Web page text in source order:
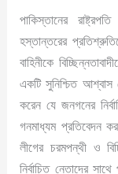
পাকিস্তানের
হস্তান্তরের
বাহিনীকে
একটি সুনিশ্চিত আশ্বাস
করেন যে জনগনের
গনমাধ্যম প্রতিবেদন
লীগের চরমপন্থী ও
নির্বাচিত নেতাদের